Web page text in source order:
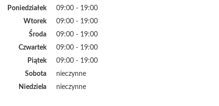
Poniedziałek
09:00 - 19:00
Wtorek
09:00 - 19:00
Środa
09:00 - 19:00
Czwartek
09:00 - 19:00
Piątek
09:00 - 19:00
Sobota
nieczynne
Niedziela
nieczynne